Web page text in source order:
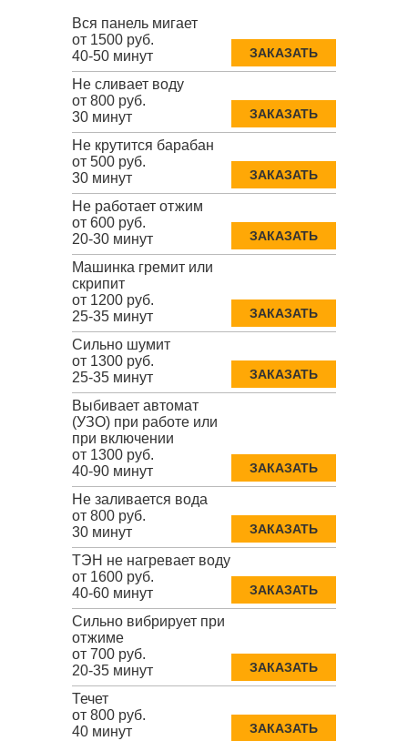
Вся панель мигает
от 1500 руб.
40-50 минут
ЗАКАЗАТЬ
Не сливает воду
от 800 руб.
30 минут
ЗАКАЗАТЬ
Не крутится барабан
от 500 руб.
30 минут
ЗАКАЗАТЬ
Не работает отжим
от 600 руб.
20-30 минут
ЗАКАЗАТЬ
Машинка гремит или
скрипит
от 1200 руб.
25-35 минут
ЗАКАЗАТЬ
Сильно шумит
от 1300 руб.
25-35 минут
ЗАКАЗАТЬ
Выбивает автомат
(УЗО) при работе или
при включении
от 1300 руб.
40-90 минут
ЗАКАЗАТЬ
Не заливается вода
от 800 руб.
30 минут
ЗАКАЗАТЬ
ТЭН не нагревает воду
от 1600 руб.
40-60 минут
ЗАКАЗАТЬ
Сильно вибрирует при
отжиме
от 700 руб.
20-35 минут
ЗАКАЗАТЬ
Течет
от 800 руб.
40 минут
ЗАКАЗАТЬ